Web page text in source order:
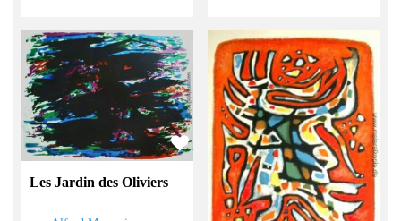
Les Jardin des Oliviers